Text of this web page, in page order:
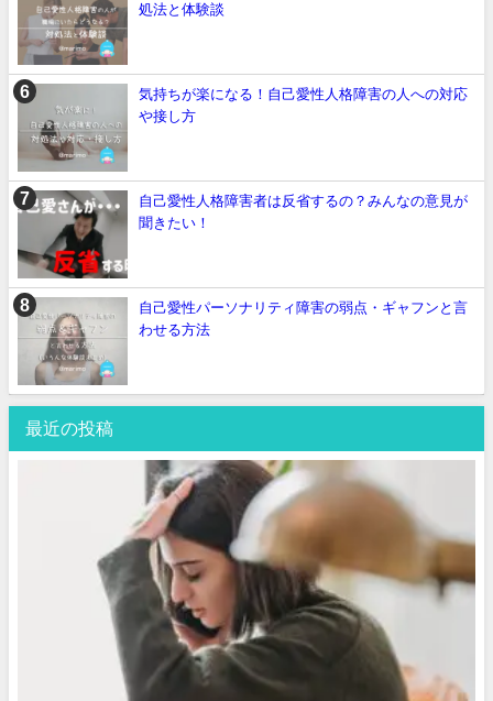
処法と体験談
気持ちが楽になる！自己愛性人格障害の人への対応
や接し方
自己愛性人格障害者は反省するの？みんなの意見が
聞きたい！
自己愛性パーソナリティ障害の弱点・ギャフンと言
わせる方法
最近の投稿